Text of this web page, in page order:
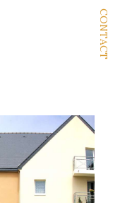
CONTACT